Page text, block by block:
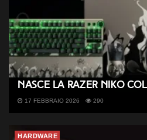
Nasce la Razer NiKo
17 FEBBRAIO 2026 290
HARDWARE